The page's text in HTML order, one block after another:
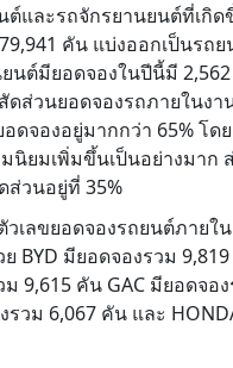
ต์และรถจักรยานยนต์ที่เกิ
คัน แบ่งออกเป็นรถย
ต์มียอดจองในปีนี้มี
ดส่วนยอดจองรถภายในงา
ดจองอยู่มากกว่า 65% โด
นิยมเพิ่มขึ้นเป็นอย่างมาก
ส่วนอยู่ที่ 35%
เลขยอดจองรถยนต์ภายใ
BYD มียอดจองรวม
ม 9,615 คัน GAC มียอดจอ
รวม 6,067 คัน และ